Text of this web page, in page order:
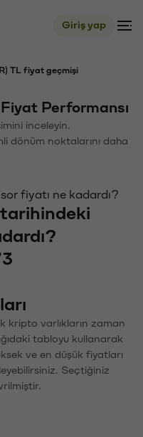
Giriş yap
TL fiyat geçmişi
Performansı
inceleyin.
dönüm noktalarını daha
fiyatı ne kadardı?
tarihindeki
kripto varlıkların zaman
tabloyu kullanarak
ve en düşük fiyatları
Seçtiğiniz